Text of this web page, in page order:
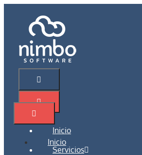
contenido
Menú
Inicio
Servicios
Menú
Inicio